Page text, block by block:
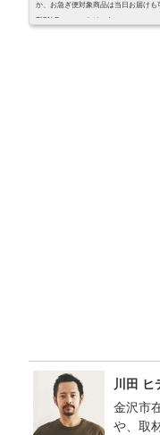
か、お急ぎ便対象商品は当日お届けも
TION Energy エナジーも...
川田 ヒ
金沢市
や、取